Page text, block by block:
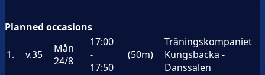
Planned occasions
1. v.35
Mån
24/8
17:00
-
17:50
(50m)
Träningskompaniet
Kungsbacka -
Danssalen